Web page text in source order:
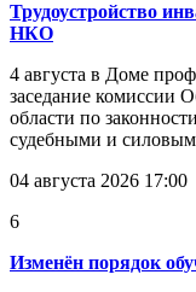
Трудоустройство
НКО
4 августа в Доме
заседание комиссии
области по
судебными и
04 августа 2026 17:00
6
Изменён порядок